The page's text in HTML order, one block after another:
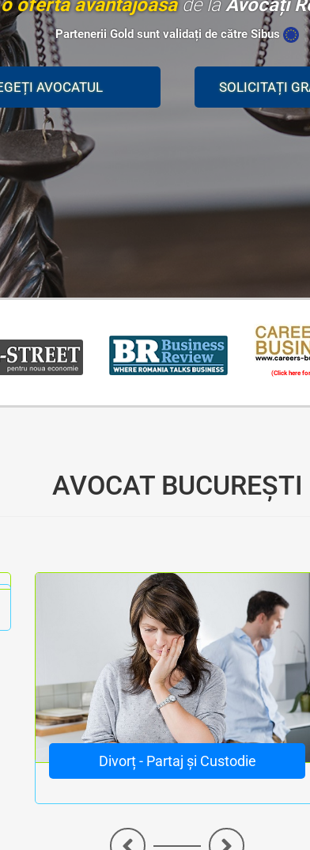
o ofertă avantajoasăde laAvocați
Partenerii Gold sunt validați de către Sibus
AVOCATUL SOLICITAȚI
(Click here
AVOCAT BUCUREȘTI
Divorț - Partaj și Custodie
<